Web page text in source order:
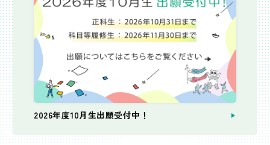
2026年度10月生出願受付中！